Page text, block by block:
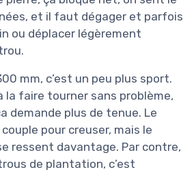
et il faut dégager et parfois
ou déplacer légèrement
mm, c’est un peu plus sport.
la faire tourner sans problème,
demande plus de tenue. Le
pour creuser, mais le
ressent davantage. Par contre,
de plantation, c’est